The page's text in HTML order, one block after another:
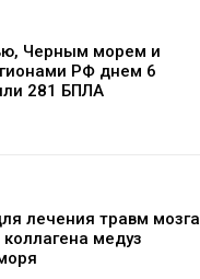
Черным морем и
РФ днем 6
281 БПЛА
лечения травм мозга
медуз